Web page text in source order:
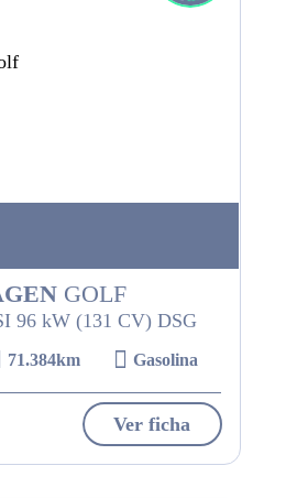
GOLF
96 kW (131 CV) DSG
71.384km Gasolina
Ver ficha